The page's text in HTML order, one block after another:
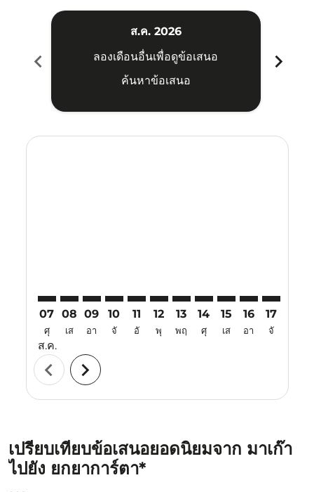
chevron_left
ส.ค. 2026
ลองเดือนอื่นเพื่อดูข้อเสนอ
ค้นหาข้อเสนอ
chevron_right
07
ศุ
ส.ค.
08
เส
09
อา
10
จั
11
อั
12
พุ
13
พฤ
14
ศุ
15
เส
16
อา
17
จั
chevron_left chevron_right
เปรียบเทียบข้อเสนอยอดนิยมจาก มาเก๊า
ไปยัง ยกยาการ์ตา*